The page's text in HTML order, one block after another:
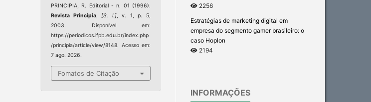
PRINCIPIA, R. Editorial - n. 01 (1996).
Revista Principia,[S. l.], v. 1, p. 5,
2003. Disponível em:
https://periodicos.ifpb.edu.br/index.php
/principia/article/view/8148. Acesso em:
7 ago. 2026.
Fomatos de Citação
2256
Estratégias de marketing digital em
empresa do segmento gamer brasileiro: o
caso Hoplon
2194
INFORMAÇÕES